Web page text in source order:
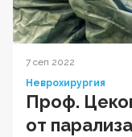
7 сеп 2022
Неврохирургия
Проф.
от